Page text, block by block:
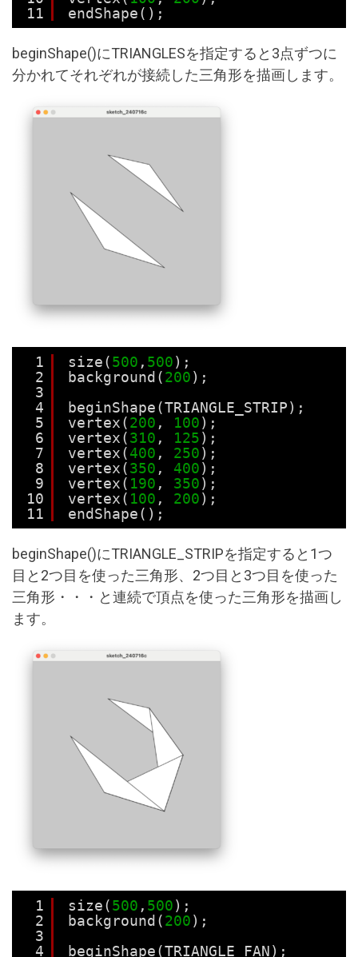
11
endShape();
beginShape()にTRIANGLESを指定すると3点ずつに
分かれてそれぞれが接続した三角形を描画します。
1
2
3
4
5
6
7
8
9
10
11
size(500 , 500);
background(200);
beginShape(TRIANGLE_STRIP);
vertex(200 , 100);
vertex(310 , 125);
vertex(400 , 250);
vertex(350 , 400);
vertex( 190 , 350);
vertex( 100 , 200);
endShape();
beginShape()にTRIANGLE_STRIPを指定すると1つ
目と2つ目を使った三角形、2つ目と3つ目を使った
三角形・・・と連続で頂点を使った三角形を描画し
ます。
1
2
3
4
size(500 , 500);
background(200);
beginShape(TRIANGLE_FAN);